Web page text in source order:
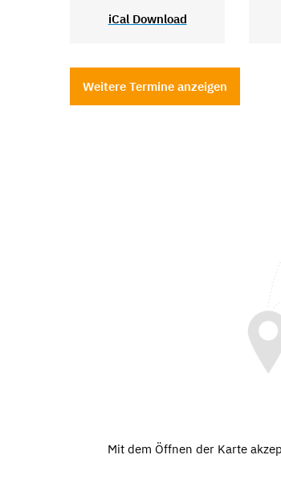
iCal Download
Weitere Termine anzeigen
Mit dem Öffnen der Karte